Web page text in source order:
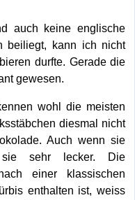
auch keine englische
beiliegt, kann ich nicht
durfte. Gerade die
gewesen.
wohl die meisten
diesmal nicht
Auch wenn sie
sehr lecker. Die
einer klassischen
enthalten ist, weiss